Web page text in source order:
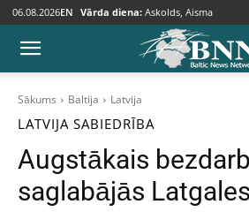
06.08.2026EN Vārda diena: Askolds, Aisma
Sākums Baltija Latvija
LATVIJA SABIEDRĪBA
Augstākais
saglabājās